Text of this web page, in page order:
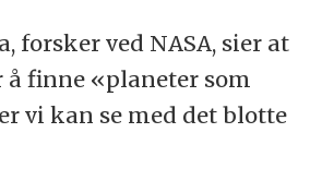
forsker ved NASA, sier at
å finne «planeter som
vi kan se med det blotte